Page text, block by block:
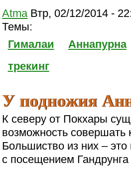
Atma Втр, 02/12/2014 -
Темы:
Гималаи
Аннапурна
трекинг
У подножия
К северу от Покхары
возможность совершать
Большиство из них – это
с посещением